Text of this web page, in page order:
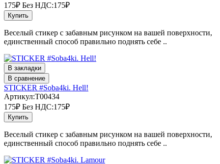
175₽ Без НДС:175₽
Купить
Веселый стикер с забавным рисунком на вашей поверхности,
единственный способ правильно поднять себе ..
В закладки
В сравнение
STICKER #Soba4ki. Hell!
Артикул:T00434
175₽ Без НДС:175₽
Купить
Веселый стикер с забавным рисунком на вашей поверхности,
единственный способ правильно поднять себе ..